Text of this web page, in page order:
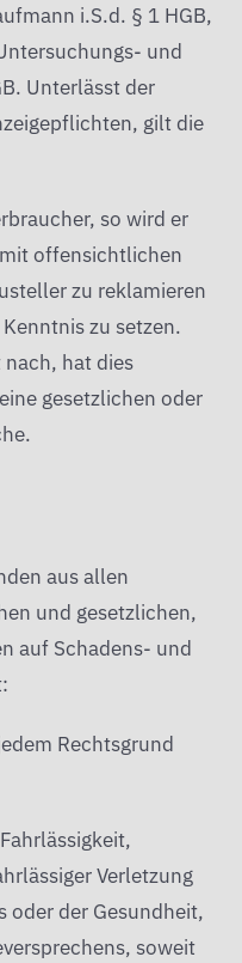
i.S.d. § 1 HGB,
und
Unterlässt der
gilt die
so wird er
offensichtlichen
zu reklamieren
zu setzen.
hat dies
gesetzlichen oder
aus allen
und gesetzlichen,
auf Schadens- und
Rechtsgrund
Verletzung
oder der Gesundheit,
soweit